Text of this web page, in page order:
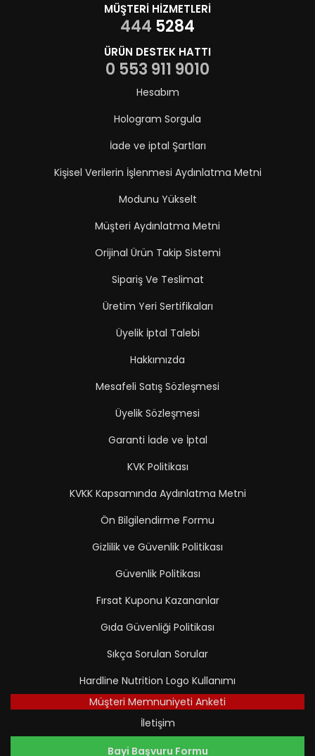
MÜŞTERİ HİZMETLERİ
444 5284
ÜRÜN DESTEK HATTI
0 553 911 9010
Hesabım
Hologram Sorgula
İade ve iptal Şartları
Kişisel Verilerin İşlenmesi Aydınlatma Metni
Modunu Yükselt
Müşteri Aydınlatma Metni
Orijinal Ürün Takip Sistemi
Sipariş Ve Teslimat
Üretim Yeri Sertifikaları
Üyelik İptal Talebi
Hakkımızda
Mesafeli Satış Sözleşmesi
Üyelik Sözleşmesi
Garanti İade ve İptal
KVK Politikası
KVKK Kapsamında Aydınlatma Metni
Ön Bilgilendirme Formu
Gizlilik ve Güvenlik Politikası
Güvenlik Politikası
Fırsat Kuponu Kazananlar
Gıda Güvenliği Politikası
Sıkça Sorulan Sorular
Hardline Nutrition Logo Kullanımı
Müşteri Memnuniyeti Anketi
İletişim
Bayi Başvuru Formu